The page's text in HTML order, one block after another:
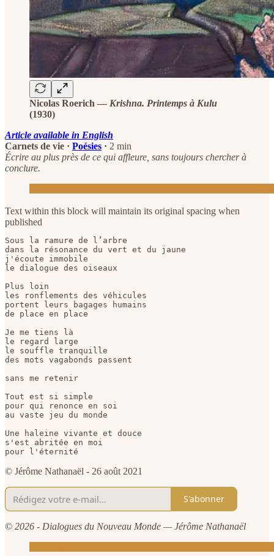
Nicolas Roerich — Krishna. Printemps à Kulu
(1930)
Article available in English
Carnets de vie · Poésies · 2 min
Écrire au plus près de ce qui affleure, sans toujours chercher à
conclure.
Text within this block will maintain its original spacing when
published
Sous la ramure de l’arbre
dans la résonance du vert et du jaune
j'écoute immobile
le dialogue des oiseaux
Plus loin
les ronflements des véhicules
portent leurs bagages humains
de place en place
Je me tiens là
le regard large
le souffle tranquille
des mots vagabonds passent
sans me retenir
Tout est si simple
pour qui renonce en soi
au vaste jeu du monde
Une haleine vivante et douce
s'est abritée en moi
pour l'éternité
© Jérôme Nathanaël - 26 août 2021
S'abonner
© 2026 - Dialogues du Nouveau Monde — Jérôme Nathanaël